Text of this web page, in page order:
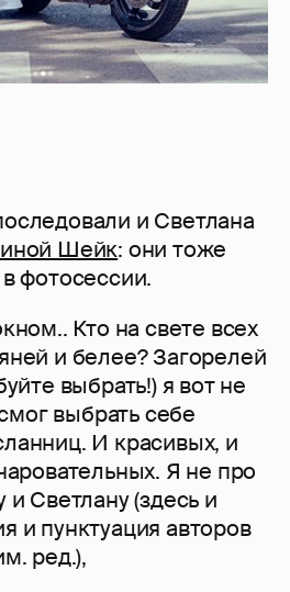
и Светлана
Шейк: они тоже
фотосессии.
Кто на свете всех
и белее? Загорелей
выбрать!) я вот не
выбрать себе
И красивых, и
Я не про
Светлану (здесь и
и пунктуация авторов
ред.),